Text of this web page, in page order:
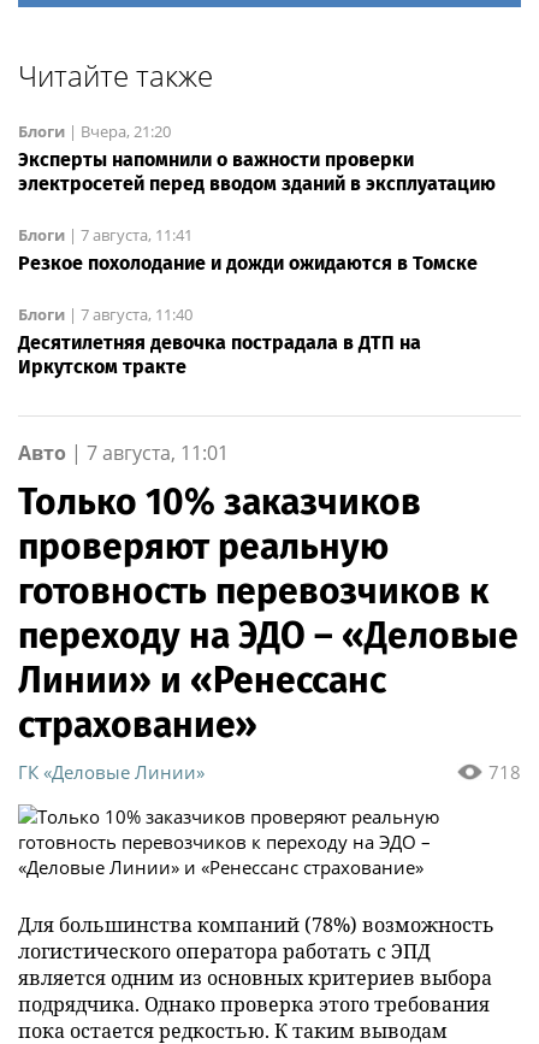
Читайте также
Блоги | Вчера, 21:20
Эксперты напомнили о важности проверки
электросетей перед вводом зданий в эксплуатацию
Блоги | 7 августа, 11:41
Резкое похолодание и дожди ожидаются в Томске
Блоги | 7 августа, 11:40
Десятилетняя девочка пострадала в ДТП на
Иркутском тракте
Авто | 7 августа, 11:01
Только 10% заказчиков
проверяют реальную
готовность перевозчиков к
переходу на ЭДО – «Деловые
Линии» и «Ренессанс
страхование»
718
ГК «Деловые Линии»
Для большинства компаний (78%) возможность
логистического оператора работать с ЭПД
является одним из основных критериев выбора
подрядчика. Однако проверка этого требования
пока остается редкостью. К таким выводам